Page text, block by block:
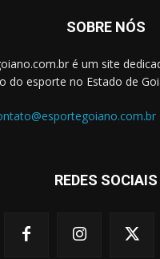
SOBRE NÓS
é um site
do esporte no Estado de
REDES SOCIAIS